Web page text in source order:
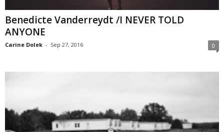
Benedicte Vanderreydt /I NEVER TOLD
ANYONE
Carine Dolek - Sep 27, 2016 0